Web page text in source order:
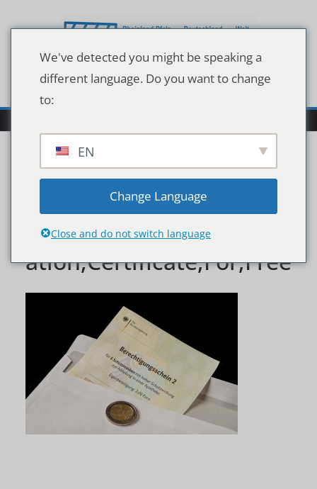
Inhalt
Bavaria,,Germany,-,Janu
ary,30th,,2021:,Authoriz
ation,Certificate,For,Free
We've detected you might be speaking a
different language. Do you want to change
to:
EN
Change Language
Close and do not switch language